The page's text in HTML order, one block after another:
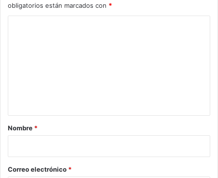
obligatorios están marcados con *
r
*
Nombre *
Correo electrónico *